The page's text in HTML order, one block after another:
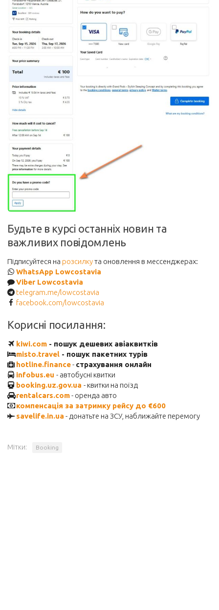
Будьте в курсі останніх новин та
важливих повідомлень
Підписуйтеся на розсилкута оновлення в мессенджерах:
WhatsApp Lowcostavia
Viber Lowcostavia
telegram.me/lowcostavia
facebook.com/lowcostavia
Корисні посилання:
kiwi.com - пошук дешевих авіаквитків
misto.travel - пошук пакетних турів
hotline.finance- страхування онлайн
infobus.eu - автобусні квитки
booking.uz.gov.ua - квитки на поїзд
rentalcars.com- оренда авто
компенсація за затримку рейсу до €600
savelife.in.ua - донатьте на ЗСУ, наближайте перемогу
Мітки: Booking